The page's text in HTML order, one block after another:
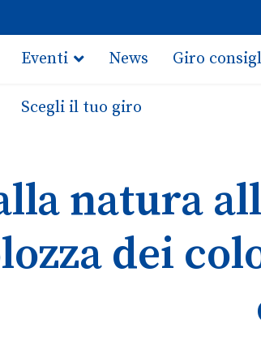
Eventi News Giro
Scegli il tuo giro
natura
dei